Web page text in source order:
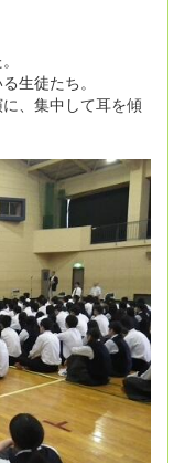
生徒たち。
、集中して耳を傾